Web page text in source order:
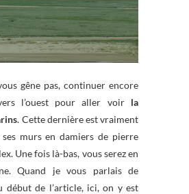
gêne pas, continuer encore
l’ouest pour aller voir la
. Cette dernière est vraiment
ses murs en damiers de pierre
Une fois là-bas, vous serez en
Quand je vous parlais de
début de l’article, ici, on y est